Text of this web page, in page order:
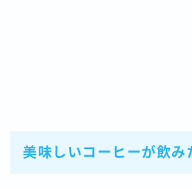
美味しいコーヒーが飲み